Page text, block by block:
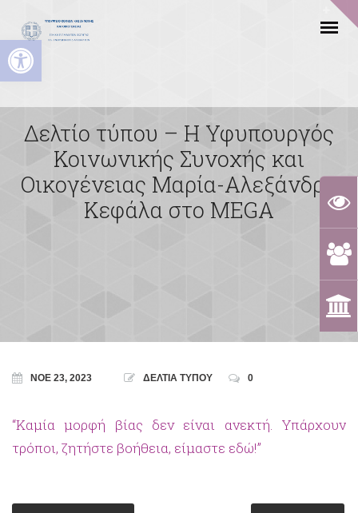
Ανοίξτε τη γραμμή εργαλείων
Δελτίο τύπου – Η Υφυπουργός
Κοινωνικής Συνοχής και
Οικογένειας Μαρία-Αλεξάνδρα
Κεφάλα στο MEGA
ΝΟΈ 23, 2023 ΔΕΛΤΙΑ ΤΥΠΟΥ 0
“Καμία μορφή βίας δεν είναι ανεκτή. Υπάρχουν
τρόποι, ζητήστε βοήθεια, είμαστε εδώ!”